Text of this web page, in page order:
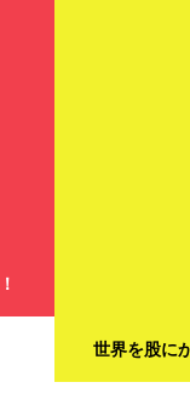
世界を股に